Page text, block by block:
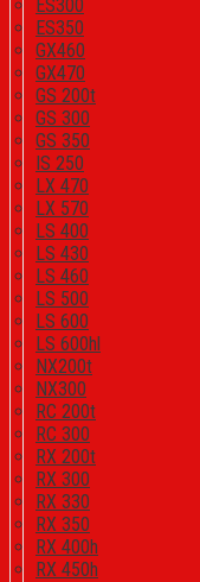
ES300
ES350
GX460
GX470
GS 200t
GS 300
GS 350
IS 250
LX 470
LX 570
LS 400
LS 430
LS 460
LS 500
LS 600
LS 600hl
NX200t
NX300
RC 200t
RC 300
RX 200t
RX 300
RX 330
RX 350
RX 400h
RX 450h